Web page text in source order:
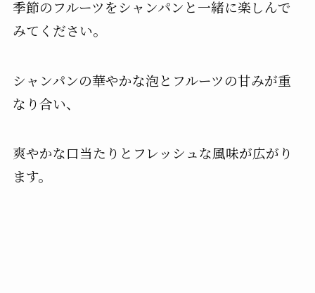
季節のフルーツをシャンパンと一緒に楽しんで
みてください。
シャンパンの華やかな泡とフルーツの甘みが重
なり合い、
爽やかな口当たりとフレッシュな風味が広がり
ます。